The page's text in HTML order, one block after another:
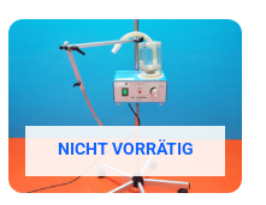
NICHT VORRÄTIG